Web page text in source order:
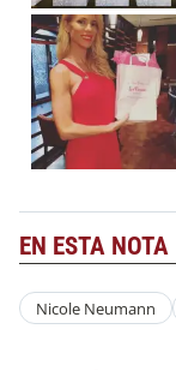
EN ESTA NOTA
Nicole Neumann